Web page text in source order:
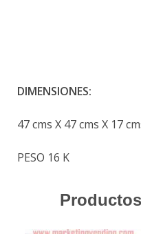
DIMENSIONES:
47 cms X 47 cms X 17
PESO 16 K